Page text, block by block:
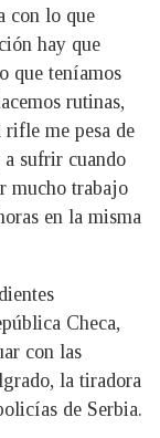
con lo que
hay que
que teníamos
rutinas,
rifle me pesa de
sufrir cuando
mucho trabajo
en la misma
Checa,
con las
la tiradora
de Serbia.